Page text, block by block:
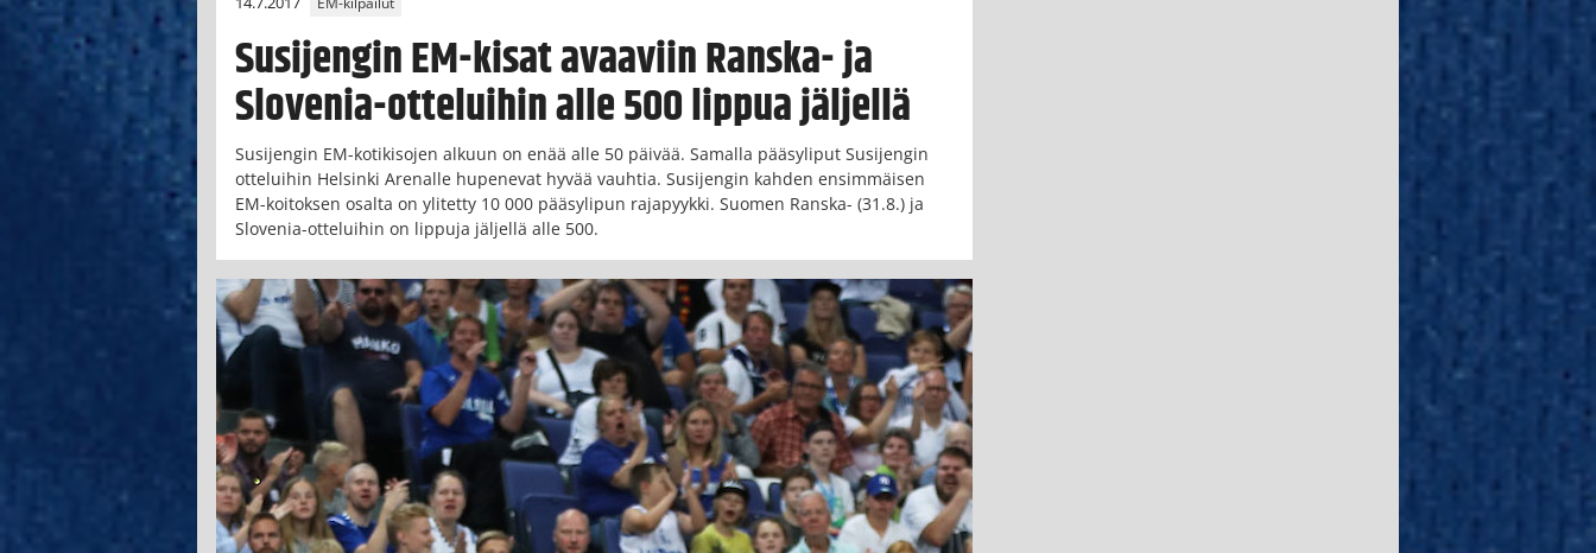
Susijengin EM-kisat avaaviin Ranska- ja
Slovenia-otteluihin alle 500 lippua jäljellä
Susijengin EM-kotikisojen alkuun on enää alle 50 päivää. Samalla pääsyliput Susijengin
otteluihin Helsinki Arenalle hupenevat hyvää vauhtia. Susijengin kahden ensimmäisen
EM-koitoksen osalta on ylitetty 10 000 pääsylipun rajapyykki. Suomen Ranska- (31.8.) ja
Slovenia-otteluihin on lippuja jäljellä alle 500.